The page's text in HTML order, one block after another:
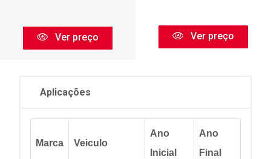
Ver preço Ver preço
Aplicações
Marca Veiculo
Ano
Inicial
Ano
Final